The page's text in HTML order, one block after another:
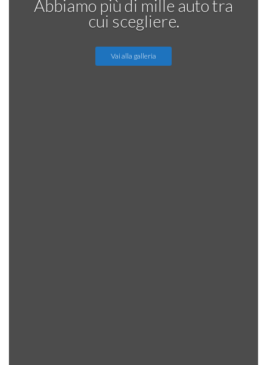
Abbiamo più di mille auto tra
cui scegliere.
Vai alla galleria